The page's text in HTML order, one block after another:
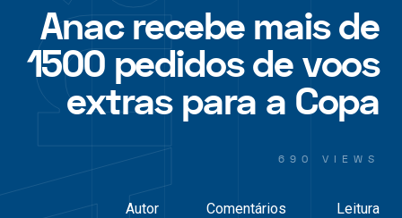
Anac recebe mais de
1500 pedidos de voos
extras para a Copa
690 VIEWS
Autor
Comentários
Leitura